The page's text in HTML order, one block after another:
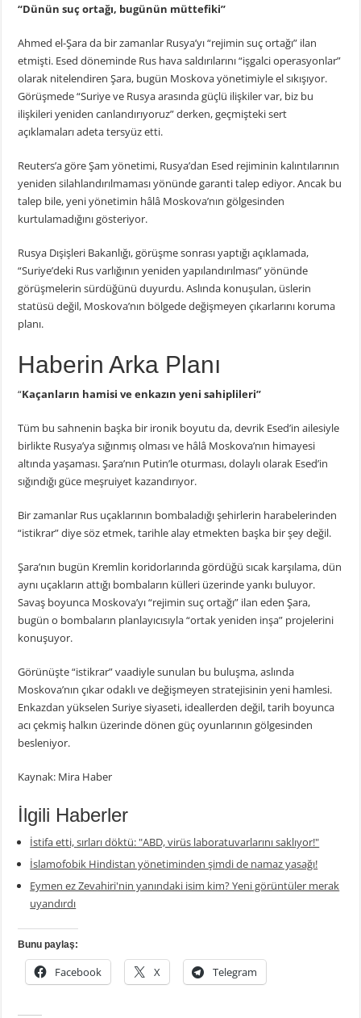
“Dünün suç ortağı, bugünün müttefiki”
Ahmed el-Şara da bir zamanlar Rusya’yı “rejimin suç ortağı” ilan
etmişti. Esed döneminde Rus hava saldırılarını “işgalci operasyonlar”
olarak nitelendiren Şara, bugün Moskova yönetimiyle el sıkışıyor.
Görüşmede “Suriye ve Rusya arasında güçlü ilişkiler var, biz bu
ilişkileri yeniden canlandırıyoruz” derken, geçmişteki sert
açıklamaları adeta tersyüz etti.
Reuters’a göre Şam yönetimi, Rusya’dan Esed rejiminin kalıntılarının
yeniden silahlandırılmaması yönünde garanti talep ediyor. Ancak bu
talep bile, yeni yönetimin hâlâ Moskova’nın gölgesinden
kurtulamadığını gösteriyor.
Rusya Dışişleri Bakanlığı, görüşme sonrası yaptığı açıklamada,
“Suriye’deki Rus varlığının yeniden yapılandırılması” yönünde
görüşmelerin sürdüğünü duyurdu. Aslında konuşulan, üslerin
statüsü değil, Moskova’nın bölgede değişmeyen çıkarlarını koruma
planı.
Haberin Arka Planı
“Kaçanların hamisi ve enkazın yeni sahiplileri”
Tüm bu sahnenin başka bir ironik boyutu da, devrik Esed’in ailesiyle
birlikte Rusya’ya sığınmış olması ve hâlâ Moskova’nın himayesi
altında yaşaması. Şara’nın Putin’le oturması, dolaylı olarak Esed’in
sığındığı güce meşruiyet kazandırıyor.
Bir zamanlar Rus uçaklarının bombaladığı şehirlerin harabelerinden
“istikrar” diye söz etmek, tarihle alay etmekten başka bir şey değil.
Şara’nın bugün Kremlin koridorlarında gördüğü sıcak karşılama, dün
aynı uçakların attığı bombaların külleri üzerinde yankı buluyor.
Savaş boyunca Moskova’yı “rejimin suç ortağı” ilan eden Şara,
bugün o bombaların planlayıcısıyla “ortak yeniden inşa” projelerini
konuşuyor.
Görünüşte “istikrar” vaadiyle sunulan bu buluşma, aslında
Moskova’nın çıkar odaklı ve değişmeyen stratejisinin yeni hamlesi.
Enkazdan yükselen Suriye siyaseti, ideallerden değil, tarih boyunca
acı çekmiş halkın üzerinde dönen güç oyunlarının gölgesinden
besleniyor.
Kaynak: Mira Haber
İlgili Haberler
İstifa etti, sırları döktü: "ABD, virüs laboratuvarlarını saklıyor!"
İslamofobik Hindistan yönetiminden şimdi de namaz yasağı!
Eymen ez Zevahiri'nin yanındaki isim kim? Yeni görüntüler merak
uyandırdı
Bunu paylaş:
Facebook X Telegram